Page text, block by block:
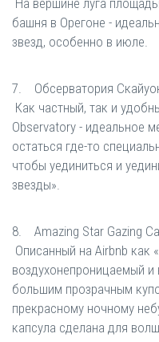
башня в Орегоне -
звезд, особенно в июле.
7. Обсерватория
Как частный, так и
Observatory - идеальное
остаться где-то
чтобы уединиться и
звезды».
8. Amazing Star Gazing
Описанный на Airbnb как
воздухонепроницаемый
большим прозрачным
прекрасному ночному
капсула сделана для